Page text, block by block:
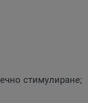
стимулиране;